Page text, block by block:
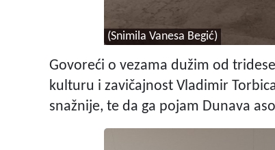
(Snimila Vanesa Begić)
Govoreći o vezama dužim od
kulturu i zavičajnost Vladimir
snažnije, te da ga pojam Dunava